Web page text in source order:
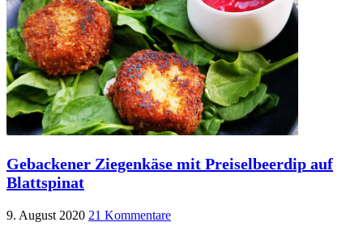
Gebackener Ziegenkäse mit Preiselbeerdip auf
Blattspinat
9. August 2020 21 Kommentare